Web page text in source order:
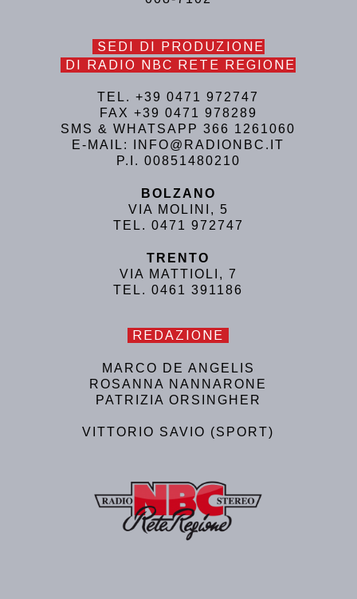
SEDI DI PRODUZIONE
DI RADIO NBC RETE REGIONE
TEL. +39 0471 972747
FAX +39 0471 978289
SMS & WHATSAPP 366 1261060
E-MAIL: INFO@RADIONBC.IT
P.I. 00851480210
BOLZANO
VIA MOLINI, 5
TEL. 0471 972747
TRENTO
VIA MATTIOLI, 7
TEL. 0461 391186
REDAZIONE
MARCO DE ANGELIS
ROSANNA NANNARONE
PATRIZIA ORSINGHER
VITTORIO SAVIO (SPORT)